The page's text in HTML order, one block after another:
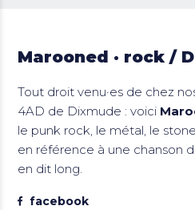
Marooned · rock /
Tout droit venu·es de chez
4AD de Dixmude : voici
le punk rock, le métal, le
en référence à une chanson
en dit long.
facebook